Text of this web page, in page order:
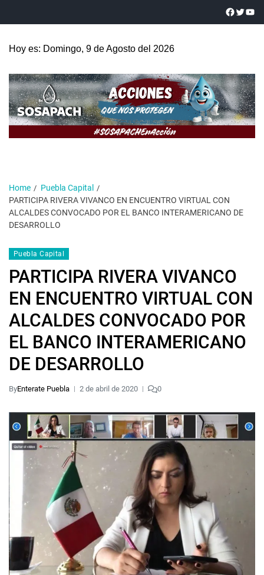
Hoy es: Domingo, 9 de Agosto del 2026
Home
Puebla Capital
PARTICIPA RIVERA VIVANCO EN ENCUENTRO VIRTUAL CON
ALCALDES CONVOCADO POR EL BANCO INTERAMERICANO DE
DESARROLLO
Puebla Capital
PARTICIPA RIVERA VIVANCO
EN ENCUENTRO VIRTUAL CON
ALCALDES CONVOCADO POR
EL BANCO INTERAMERICANO
DE DESARROLLO
ByEnterate Puebla 2 de abril de 2020 0